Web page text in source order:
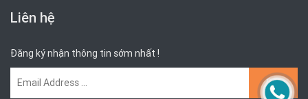
Liên hệ
Đăng ký nhận thông tin sớm nhất !